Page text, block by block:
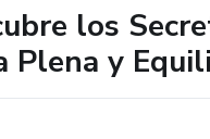
los
Plena y